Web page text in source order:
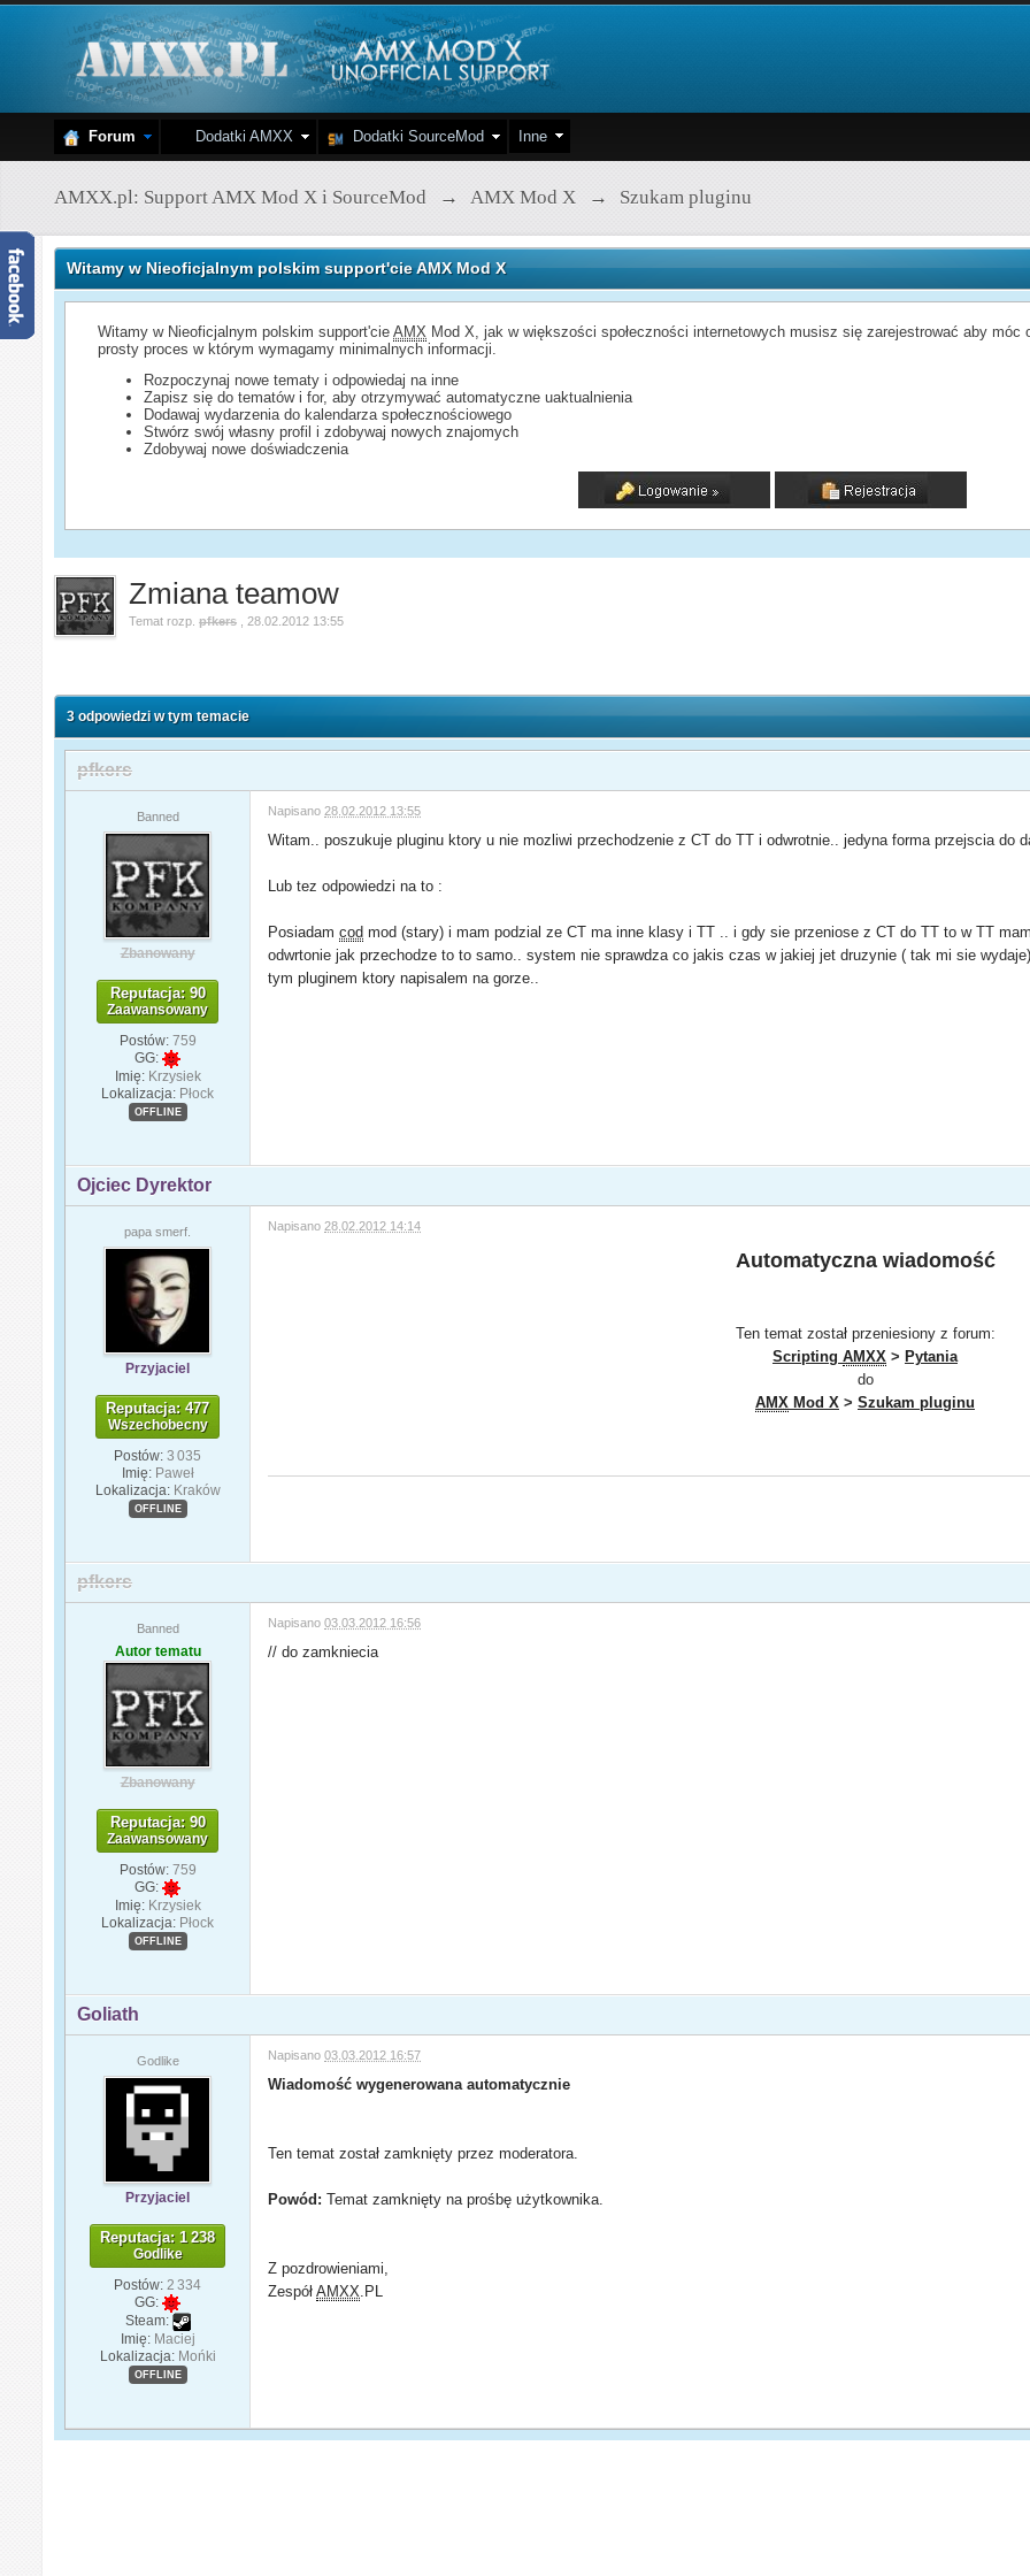
Forum Dodatki AMXX Dodatki SourceMod Inne
AMXX.pl: Support AMX Mod X i SourceMod → AMX Mod X → Szukam pluginu
Witamy w Nieoficjalnym polskim support'cie AMX Mod X
Witamy w Nieoficjalnym polskim support'cieAMX Mod X, jak w większości społeczności internetowych musisz się zarejestrować aby
prosty proces w którym wymagamy minimalnych informacji.
Rozpoczynaj nowe tematy i odpowiedaj na inne
Zapisz się do tematów i for, aby otrzymywać automatyczne uaktualnienia
Dodawaj wydarzenia do kalendarza społecznościowego
Stwórz swój własny profil i zdobywaj nowych znajomych
Zdobywaj nowe doświadczenia
Zmiana teamow
Temat rozp.pfkers 28.02.2012 13:55
3 odpowiedzi w tym temacie
pfkers
Banned
Zbanowany
Reputacja: 90
Zaawansowany
Postów: 759
GG:
Imię: Krzysiek
Lokalizacja: Płock
OFFLINE
Napisano 28.02.2012 13:55
Witam.. poszukuje pluginu ktory u nie mozliwi przechodzenie z CT do TT i odwrotnie.. jedyna forma przejscia do
Lub tez odpowiedzi na to :
Posiadamcod mod (stary) i mam podzial ze CT ma inne klasy i TT .. i gdy sie przeniose z CT do TT to w TT
odwrtonie jak przechodze to to samo.. system nie sprawdza co jakis czas w jakiej jet druzynie ( tak mi sie
tym pluginem ktory napisalem na gorze..
Ojciec Dyrektor
papa smerf.
Przyjaciel
Reputacja: 477
Wszechobecny
Postów: 3 035
Imię: Paweł
Lokalizacja: Kraków
OFFLINE
Napisano 28.02.2012 14:14
Automatyczna wiadomość
Ten temat został przeniesiony z forum:
Scripting AMXX > Pytania
do
AMX Mod X > Szukam pluginu
pfkers
Banned
Autor tematu
Zbanowany
Reputacja: 90
Zaawansowany
Postów: 759
GG:
Imię: Krzysiek
Lokalizacja: Płock
OFFLINE
Napisano03.03.2012 16:56
// do zamkniecia
Goliath
Godlike
Przyjaciel
Reputacja: 1 238
Godlike
Postów: 2 334
GG:
Steam:
Imię: Maciej
Lokalizacja: Mońki
OFFLINE
Napisano03.03.2012 16:57
Wiadomość wygenerowana automatycznie
Ten temat został zamknięty przez moderatora.
Powód: Temat zamknięty na prośbę użytkownika.
Z pozdrowieniami,
ZespółAMXX .PL